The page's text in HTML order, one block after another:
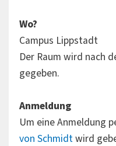
Wo?
Campus Lippstadt
Der Raum wird nach
gegeben.
Anmeldung
Um eine Anmeldung
von Schmidtwird